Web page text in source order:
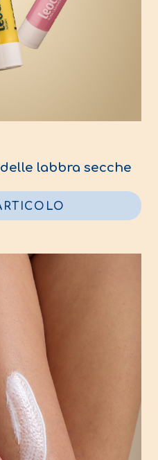
labbra secche